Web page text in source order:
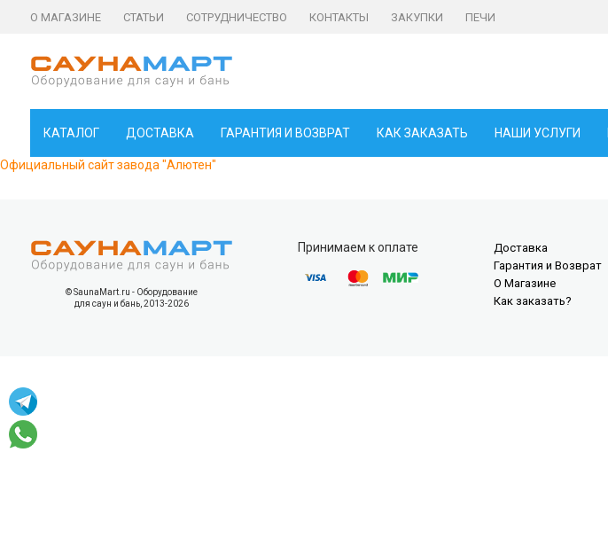
О МАГАЗИНЕ СТАТЬИ СОТРУДНИЧЕСТВО КОНТАКТЫ ЗАКУПКИ ПЕЧИ
КАТАЛОГ ДОСТАВКА ГАРАНТИЯ И ВОЗВРАТ КАК ЗАКАЗАТЬ НАШИ УСЛУГИ
Официальный сайт завода "Алютен"
© SaunaMart.ru - Оборудование
для саун и бань, 2013-2026
Принимаем к оплате
Доставка
Гарантия и Возврат
О Магазине
Как заказать?